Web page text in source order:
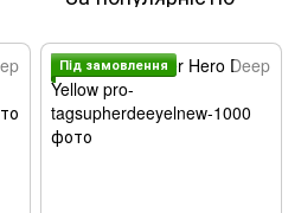
Пiд замовлення